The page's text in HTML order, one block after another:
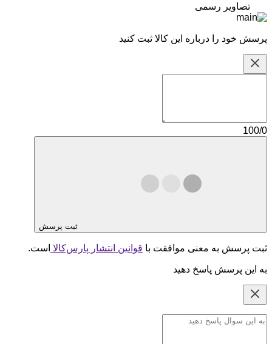
تصاویر رسمی
پرسش خود را درباره این کالا ثبت کنید
100/0
ثبت پرسش
ثبت پرسش به معنی موافقت با قوانین انتشار پارس‌کالا است.
به این پرسش پاسخ دهید